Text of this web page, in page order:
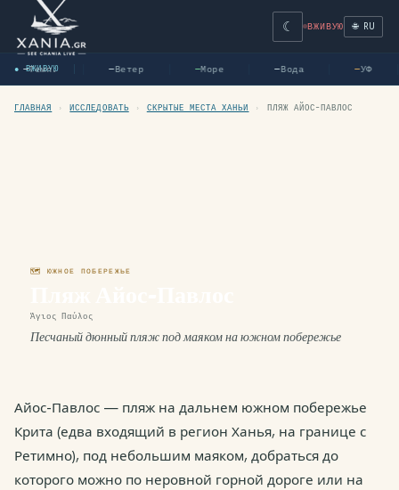
☾ ВЖИВУЮ 🌐 RU
● ВЖИВУЮ
—Темп. —Ветер —Море —Вода —УФ
ГЛАВНАЯ › ИССЛЕДОВАТЬ › СКРЫТЫЕ МЕСТА ХАНЬИ › ПЛЯЖ АЙОС-ПАВЛОС
🗺 ЮЖНОЕ ПОБЕРЕЖЬЕ
Άγιος Παύλος
Песчаный дюнный пляж под маяком на южном побережье
Айос-Павлос — пляж на дальнем южном побережье
Крита (едва входящий в регион Ханья, на границе с
Ретимно), под небольшим маяком, добраться до
которого можно по неровной горной дороге или на